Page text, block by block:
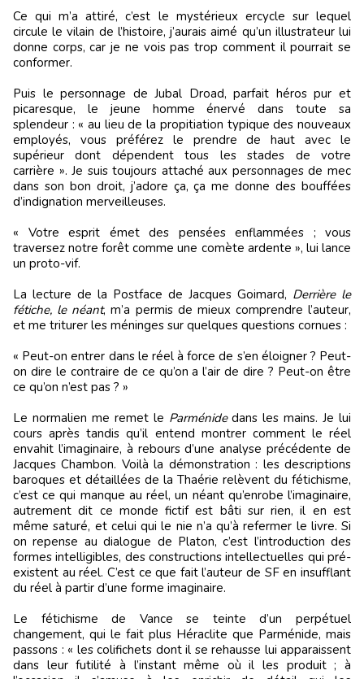
Ce qui m’a attiré, c’est le mystérieux ercycle sur lequel
circule le vilain de l’histoire, j’aurais aimé qu’un illustrateur lui
donne corps, car je ne vois pas trop comment il pourrait se
conformer.
Puis le personnage de Jubal Droad, parfait héros pur et
picaresque, le jeune homme énervé dans toute sa
splendeur : « au lieu de la propitiation typique des nouveaux
employés, vous préférez le prendre de haut avec le
supérieur dont dépendent tous les stades de votre
carrière ». Je suis toujours attaché aux personnages de mec
dans son bon droit, j’adore ça, ça me donne des bouffées
d’indignation merveilleuses.
« Votre esprit émet des pensées enflammées ; vous
traversez notre forêt comme une comète ardente », lui lance
un proto-vif.
La lecture de la Postface de Jacques Goimard, Derrière le
fétiche, le néant, m’a permis de mieux comprendre l’auteur,
et me triturer les méninges sur quelques questions cornues :
« Peut-on entrer dans le réel à force de s’en éloigner ? Peut-
on dire le contraire de ce qu’on a l’air de dire ? Peut-on être
ce qu’on n’est pas ? »
Le normalien me remet le Parménidedans les mains. Je lui
cours après tandis qu’il entend montrer comment le réel
envahit l’imaginaire, à rebours d’une analyse précédente de
Jacques Chambon. Voilà la démonstration : les descriptions
baroques et détaillées de la Thaérie relèvent du fétichisme,
c’est ce qui manque au réel, un néant qu’enrobe l’imaginaire,
autrement dit ce monde fictif est bâti sur rien, il en est
même saturé, et celui qui le nie n’a qu’à refermer le livre. Si
on repense au dialogue de Platon, c’est l’introduction des
formes intelligibles, des constructions intellectuelles qui pré-
existent au réel. C’est ce que fait l’auteur de SF en insufflant
du réel à partir d’une forme imaginaire.
Le fétichisme de Vance se teinte d’un perpétuel
changement, qui le fait plus Héraclite que Parménide, mais
passons : « les colifichets dont il se rehausse lui apparaissent
dans leur futilité à l’instant même où il les produit ; à